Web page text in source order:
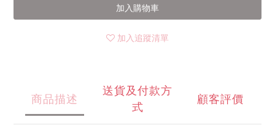
加入購物車
加入追蹤清單
商品描述
送貨及付款方
式
顧客評價